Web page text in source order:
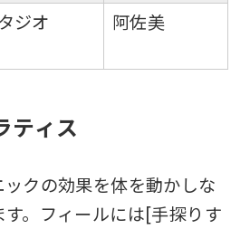
ジオ
阿佐美
ティス
クの効果を体を動かしな
。フィールには[手探りす